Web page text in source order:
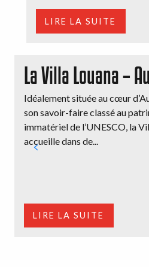
LIRE LA SUITE
La Villa Louana –
Idéalement située au cœur
son savoir-faire classé au
immatériel de l’UNESCO, la
accueille dans de...
LIRE LA SUITE